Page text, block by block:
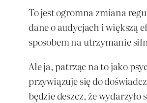
To jest ogromna zmiana
dane o audycjach i większą
sposobem na utrzymanie
Ale ja, patrząc na to jako
przywiązuje się do
będzie deszcz, że